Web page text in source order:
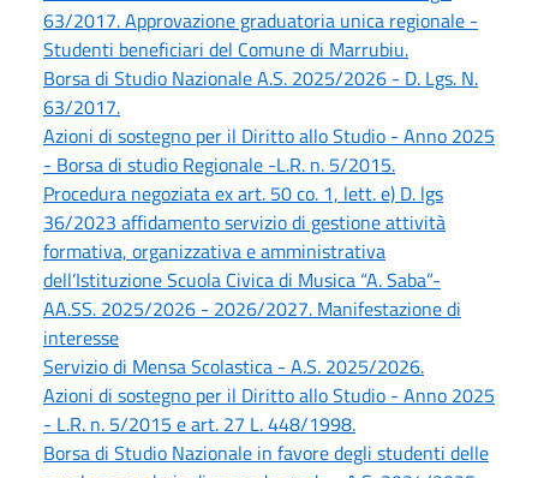
63/2017. Approvazione graduatoria unica regionale -
Studenti beneficiari del Comune di Marrubiu.
Borsa di Studio Nazionale A.S. 2025/2026 - D. Lgs. N.
63/2017.
Azioni di sostegno per il Diritto allo Studio - Anno 2025
- Borsa di studio Regionale -L.R. n. 5/2015.
Procedura negoziata ex art. 50 co. 1, lett. e) D. lgs
36/2023 affidamento servizio di gestione attività
formativa, organizzativa e amministrativa
dell’Istituzione Scuola Civica di Musica “A. Saba”-
AA.SS. 2025/2026 - 2026/2027. Manifestazione di
interesse
Servizio di Mensa Scolastica - A.S. 2025/2026.
Azioni di sostegno per il Diritto allo Studio - Anno 2025
- L.R. n. 5/2015 e art. 27 L. 448/1998.
Borsa di Studio Nazionale in favore degli studenti delle